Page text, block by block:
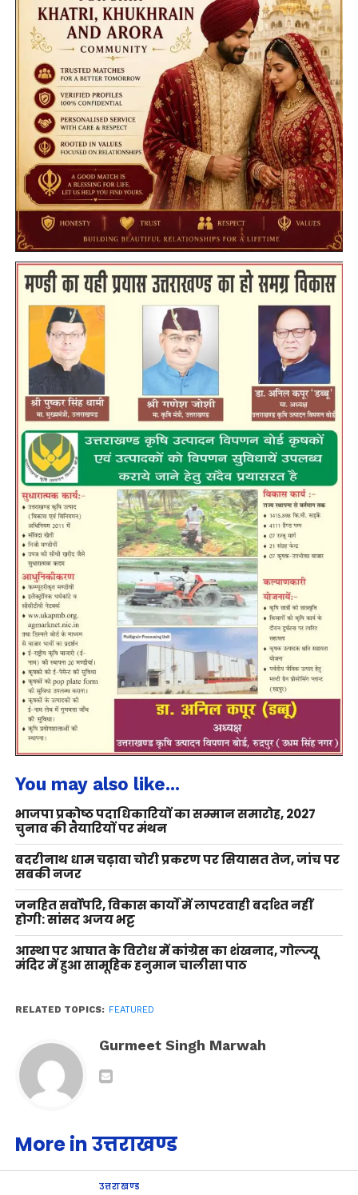
You may also like...
भाजपा प्रकोष्ठ पदाधिकारियों का सम्मान समारोह, 2027
चुनाव की तैयारियों पर मंथन
बदरीनाथ धाम चढ़ावा चोरी प्रकरण पर सियासत तेज, जांच पर
सबकी नजर
जनहित सर्वोपरि, विकास कार्यों में लापरवाही बर्दाश्त नहीं
होगी: सांसद अजय भट्ट
आस्था पर आघात के विरोध में कांग्रेस का शंखनाद, गोल्ज्यू
मंदिर में हुआ सामूहिक हनुमान चालीसा पाठ
RELATED TOPICS: FEATURED
Gurmeet Singh Marwah
More in उत्तराखण्ड
उत्तराखण्ड